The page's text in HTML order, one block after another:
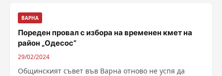
ВАРНА
Пореден провал с избора на временен кмет на
район „Одесос“
29/02/2024
Общинският съвет във Варна отново не успя да